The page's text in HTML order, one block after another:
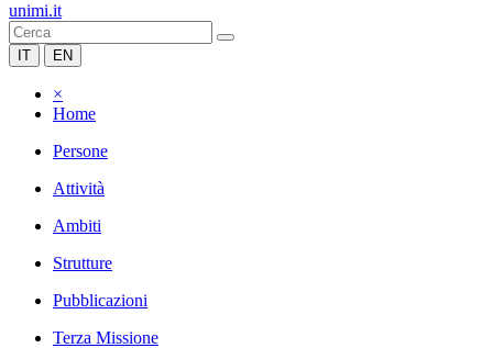
unimi.it
IT EN
×
Home
Persone
Attività
Ambiti
Strutture
Pubblicazioni
Terza Missione